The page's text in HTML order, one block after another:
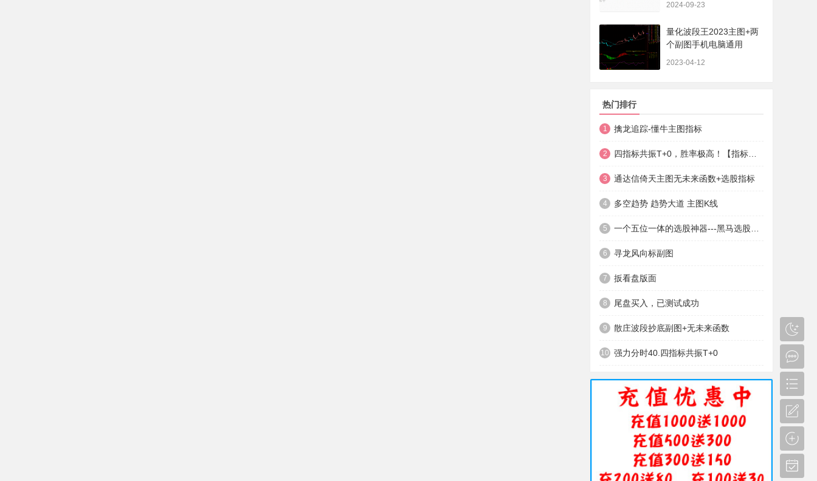
2024-09-23
量化波段王2023主图+两
个副图手机电脑通用
2023-04-12
热门排行
1 擒龙追踪-懂牛主图指标
2
3 通达信倚天主图无未来函数+选股指标
4 多空趋势 趋势大道 主图K线
5
6 寻龙风向标副图
7 扳看盘版面
8 尾盘买入，已测试成功
9 散庄波段抄底副图+无未来函数
10 强力分时40.四指标共振T+0